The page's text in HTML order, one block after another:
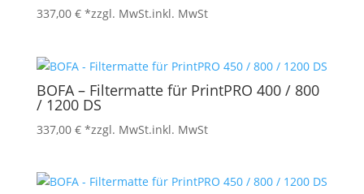
337,00 € *zzgl. MwSt.inkl. MwSt
BOFA – Filtermatte für PrintPRO 400 / 800
/ 1200 DS
337,00 € *zzgl. MwSt.inkl. MwSt